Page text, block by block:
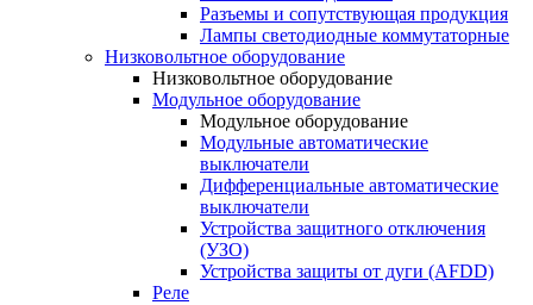
Разъемы и сопутствующая продукция
Лампы светодиодные коммутаторные
Низковольтное оборудование
Низковольтное оборудование
Модульное оборудование
Модульное оборудование
Модульные автоматические
выключатели
Дифференциальные автоматические
выключатели
Устройства защитного отключения
(УЗО)
Устройства защиты от дуги (AFDD)
Реле